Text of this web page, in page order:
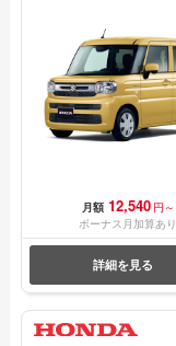
月額 12,540 円～
ボーナス月加算あり
詳細を見る